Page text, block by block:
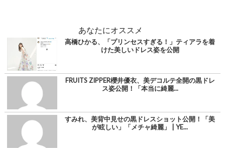
あなたにオススメ
高橋ひかる、「プリンセスすぎる！」ティアラを着
けた美しいドレス姿を公開
FRUITS ZIPPER櫻井優衣、美デコルテ全開の黒ドレ
ス姿公開！「本当に綺麗...
すみれ、美背中見せの黒ドレスショット公開！「美
が眩しい」「メチャ綺麗」 | YE...